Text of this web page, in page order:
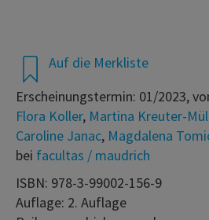
Auf die Merkliste
Erscheinungstermin: 01/2023,
Flora Koller, Martina Kreuter-
Caroline Janac, Magdalena
bei facultas / maudrich
ISBN: 978-3-99002-156-9
Auflage: 2. Auflage